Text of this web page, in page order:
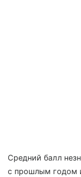
Средний балл
с прошлым годом